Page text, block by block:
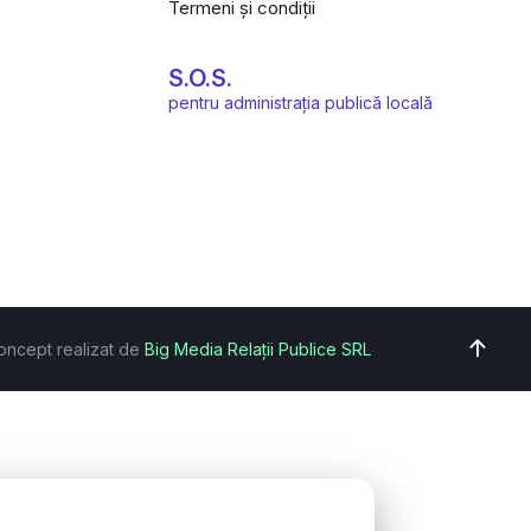
Termeni și condiții
S.O.S.
pentru administrația publică locală
realizat de Big Media Relații Publice SRL